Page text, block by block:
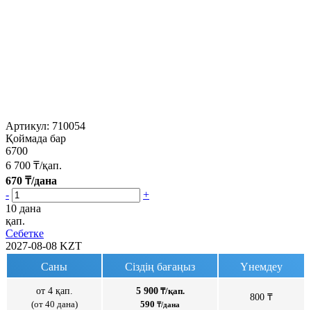
Артикул: 710054
Қоймада бар
6700
6 700 ₸/қап.
670 ₸/дана
-
+
10 дана
қап.
Себетке
2027-08-08 KZT
Саны
Сіздің бағаңыз Үнемдеу
от 4 қап.
(от 40 дана)
5 900₸/қап.
590 ₸/дана
800 ₸